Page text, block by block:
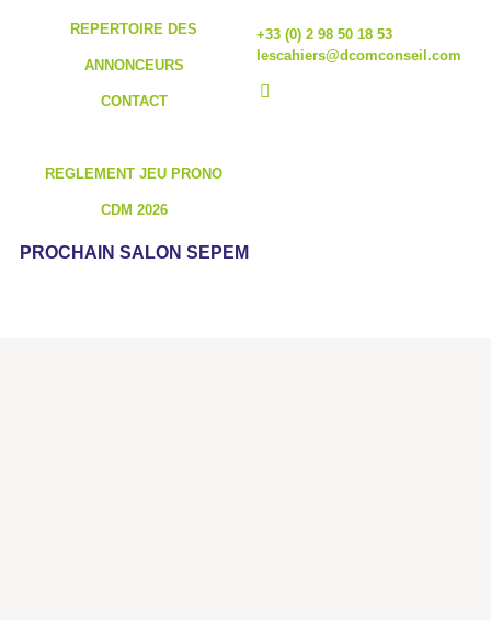
REPERTOIRE DES
ANNONCEURS
CONTACT
REGLEMENT JEU PRONO
CDM 2026
PROCHAIN SALON SEPEM
+33 (0) 2 98 50 18 53
lescahiers@dcomconseil.com